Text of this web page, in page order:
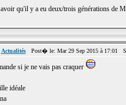
qu'il y a eu deux/trois générations de
ActualitésPost� le: Mar 29 Sep 2015 à 17:01
si je ne vais pas craquer
idéale